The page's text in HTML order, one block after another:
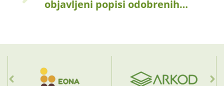
objavljeni popisi odobrenih…